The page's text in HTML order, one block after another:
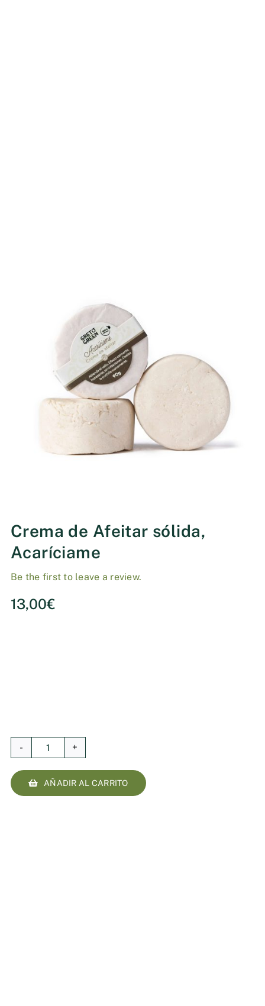
Crema de Afeitar sólida,
Acaríciame
Be the first to leave a review.
13,00€
Crema
de
Afeitar
AÑADIR AL CARRITO